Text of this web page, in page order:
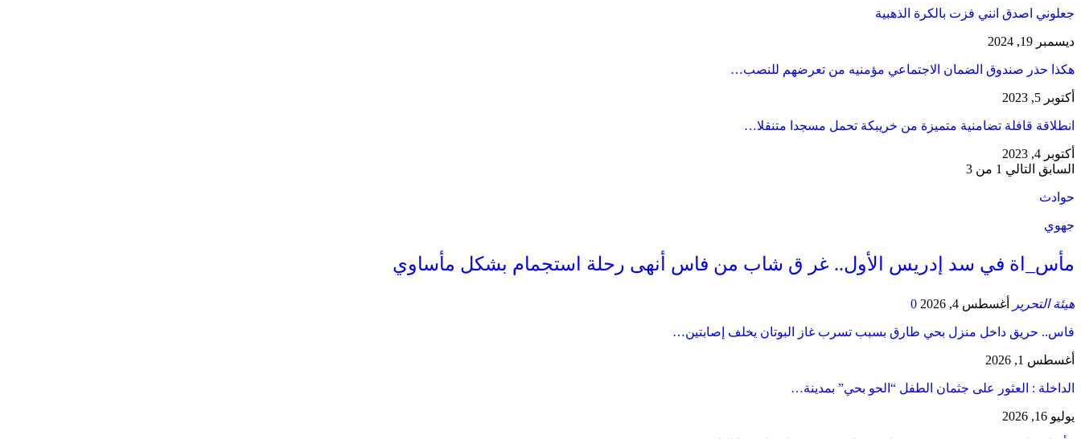
جعلوني اصدق انني فزت بالكرة الذهبية
ديسمبر 19, 2024
هكذا حذر صندوق الضمان الاجتماعي مؤمنيه من تعرضهم للنصب…
أكتوبر 5, 2023
انطلاقة قافلة تضامنية متميزة من خريبكة تحمل مسجدا متنقلا…
أكتوبر 4, 2023
السابق التالي 1 من 3
حوادث
جهوي
مأس_اة في سد إدريس الأول.. غر ق شاب من فاس أنهى رحلة استجمام بشكل مأساوي
هيئة التحرير أغسطس 4, 2026 0
فاس.. حريق داخل منزل بحي طارق بسبب تسرب غاز البوتان يخلف إصابتين…
أغسطس 1, 2026
​الداخلة : العثور على جثمان الطفل “الحو بحي” بمدينة…
يوليو 16, 2026